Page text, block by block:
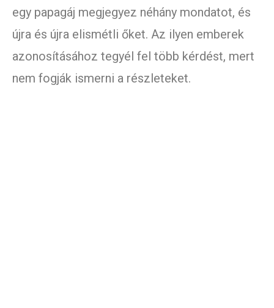
egy papagáj megjegyez néhány mondatot, és
újra és újra elismétli őket. Az ilyen emberek
azonosításához tegyél fel több kérdést, mert
nem fogják ismerni a részleteket.